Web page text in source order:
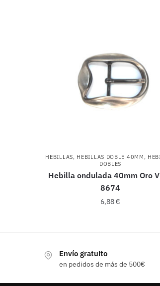
HEBILLAS, HEBILLAS DOBLE 40MM ,
DOBLES
Hebilla ondulada 40mm Oro
8674
6,88€
Envío gratuito
en pedidos de más de 500€